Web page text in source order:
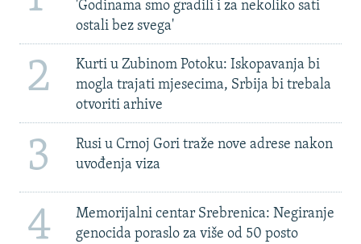
'Godinama smo gradili i za nekoliko sati
ostali bez svega'
2
Kurti u Zubinom Potoku: Iskopavanja bi
mogla trajati mjesecima, Srbija bi trebala
otvoriti arhive
3
Rusi u Crnoj Gori traže nove adrese nakon
uvođenja viza
4
Memorijalni centar Srebrenica: Negiranje
genocida poraslo za više od 50 posto